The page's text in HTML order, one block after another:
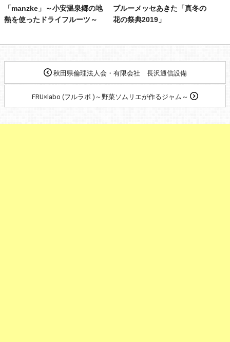
「manzke」～小安温泉郷の地
熱を使ったドライフルーツ～
ブルーメッセあきた「真冬の
花の祭典2019」
秋田県倫理法人会・有限会社 長沢通信設備
FRU×labo (フルラボ )～野菜ソムリエが作るジャム～